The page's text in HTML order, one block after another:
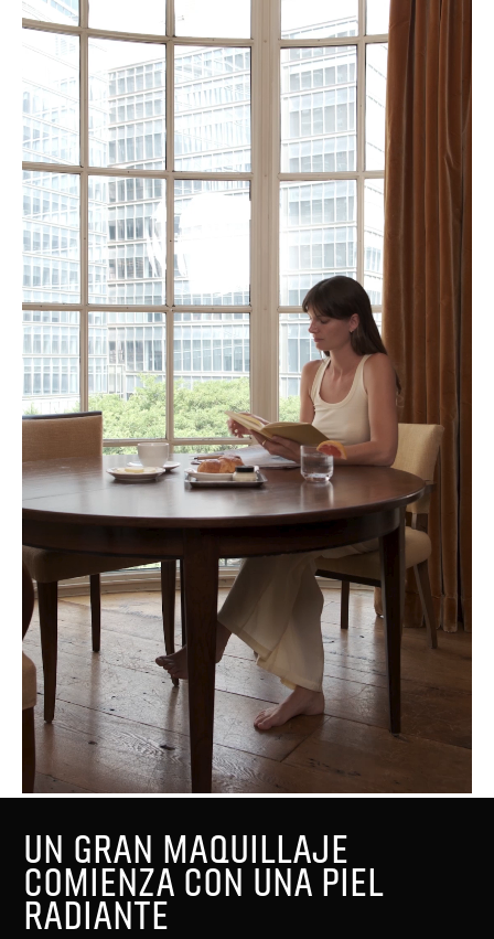
UN GRAN MAQUILLAJE
COMIENZA CON UNA PIEL
RADIANTE